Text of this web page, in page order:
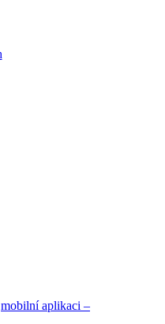
mobilní aplikaci –